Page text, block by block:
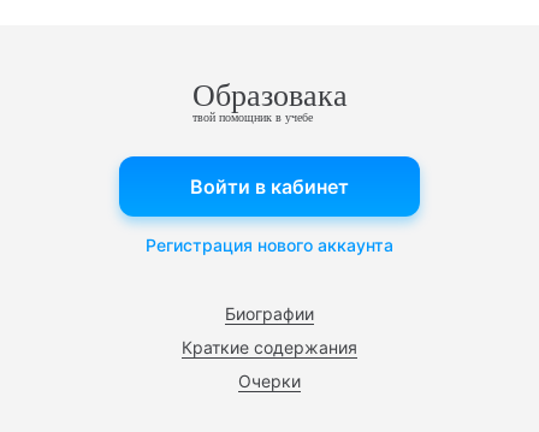
Образовака
твой помощник в учебе
Биографии
Краткие содержания
Очерки
Войти в кабинет
Регистрация нового аккаунта